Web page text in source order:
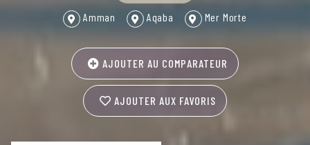
Amman Aqaba Mer Morte
AJOUTER AU COMPARATEUR
AJOUTER AUX FAVORIS